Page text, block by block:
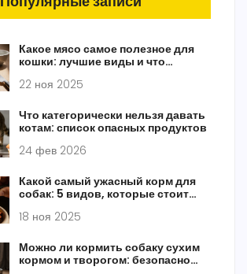
Какое мясо самое полезное для
кошки: лучшие виды и что
22 ноя 2025
Что категорически нельзя давать
котам: список опасных продуктов
24 фев 2026
Какой самый ужасный корм для
собак: 5 видов, которые стоит
18 ноя 2025
Можно ли кормить собаку сухим
кормом и творогом: безопасно